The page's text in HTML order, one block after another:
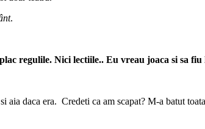
.
regulile. Nici lectiile.. Eu vreau joaca si sa
aia daca era. Credeti ca am scapat? M-a batut